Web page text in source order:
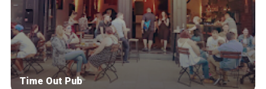
Time Out Pub